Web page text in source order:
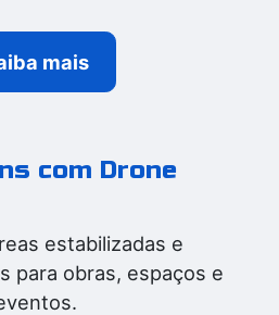
mais
com Drone
estabilizadas e
para obras, espaços e